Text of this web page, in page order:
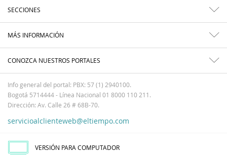
SECCIONES
MÁS INFORMACIÓN
CONOZCA NUESTROS PORTALES
Info general del portal: PBX: 57 (1) 2940100.
Bogotá 5714444 - Línea Nacional 01 8000 110 211.
Dirección: Av. Calle 26 # 68B-70.
servicioalclienteweb@eltiempo.com
VERSIÓN PARA COMPUTADOR